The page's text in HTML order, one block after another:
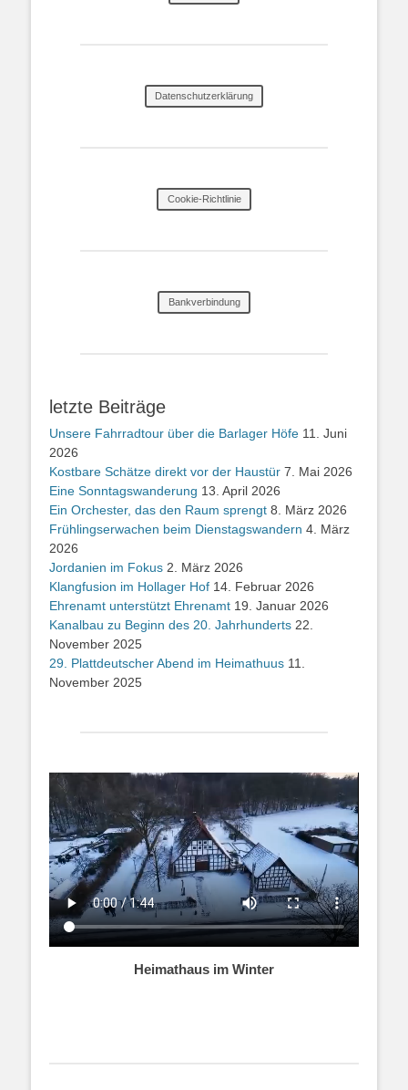
Datenschutzerklärung
Cookie-Richtlinie
Bankverbindung
letzte Beiträge
Unsere Fahrradtour über die Barlager Höfe 11. Juni
2026
Kostbare Schätze direkt vor der Haustür 7. Mai 2026
Eine Sonntagswanderung 13. April 2026
Ein Orchester, das den Raum sprengt 8. März 2026
Frühlingserwachen beim Dienstagswandern 4. März
2026
Jordanien im Fokus 2. März 2026
Klangfusion im Hollager Hof 14. Februar 2026
Ehrenamt unterstützt Ehrenamt 19. Januar 2026
Kanalbau zu Beginn des 20. Jahrhunderts 22.
November 2025
29. Plattdeutscher Abend im Heimathuus 11.
November 2025
Heimathaus im Winter